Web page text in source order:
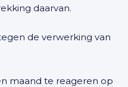
daarvan.
de verwerking van
maand te reageren op